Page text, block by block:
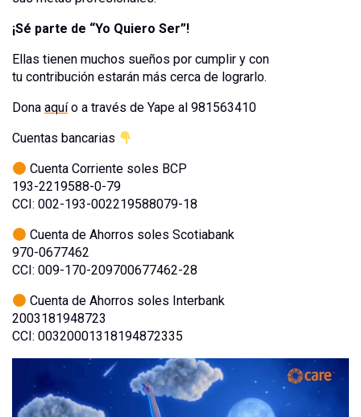
¡Sé parte de “Yo Quiero Ser”!
Ellas tienen muchos sueños por cumplir y con
tu contribución estarán más cerca de lograrlo.
Dona aquío a través de Yape al 981563410
Cuentas bancarias
Cuenta Corriente soles BCP
193-2219588-0-79
CCI: 002-193-002219588079-18
Cuenta de Ahorros soles Scotiabank
970-0677462
CCI: 009-170-209700677462-28
Cuenta de Ahorros soles Interbank
2003181948723
CCI: 00320001318194872335